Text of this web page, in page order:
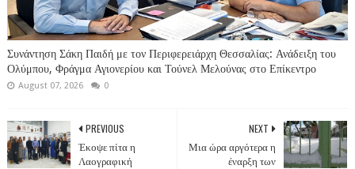
Συνάντηση Σάκη Παιδή με τον Περιφερειάρχη Θεσσαλίας: Ανάδειξη του
Ολύμπου, Φράγμα Αγιονερίου και Τούνελ Μελούνας στο Επίκεντρο
August 07, 2026 0
NEXT
Μια ώρα αργότερα η
έναρξη των
PREVIOUS
Έκοψε πίτα η
Λαογραφική